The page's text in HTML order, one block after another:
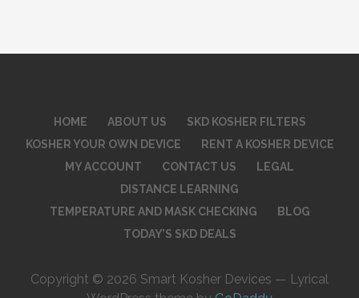
HOME ABOUT US
SKD KOSHER FILTERS
KOSHER YOUR OWN DEVICE
RENT A KOSHER DEVICE
MY ACCOUNT
CONTACT US
LEGAL
DISTANCE LEARNING
TEMPERATURE AND MASK CHECKING
BLOG
TODAY’S SKD DEALS
Copyright © 2026 Smart Kosher Devices — Lyrical